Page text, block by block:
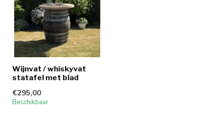
Wijnvat / whiskyvat
statafel met blad
€295,00
Beschikbaar